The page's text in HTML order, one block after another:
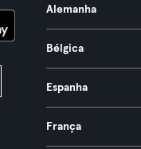
Alemanha
Bélgica
Espanha
França